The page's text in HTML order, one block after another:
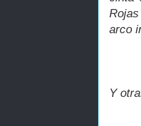
arco
Y